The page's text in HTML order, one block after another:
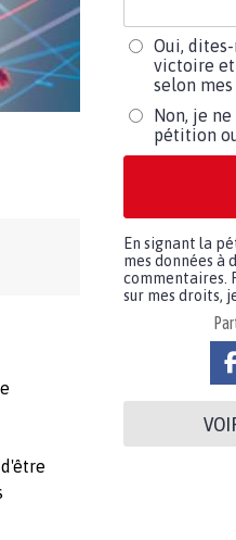
Oui,
victoire et
selon
Non, je
pétition
En signant la
mes données à
commentaires.
sur mes droits,